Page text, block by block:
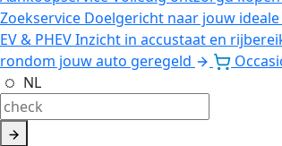
Zoekservice Doelgericht naar jouw
EV & PHEVInzicht in accustaat en
rondom jouw auto geregeld
NL